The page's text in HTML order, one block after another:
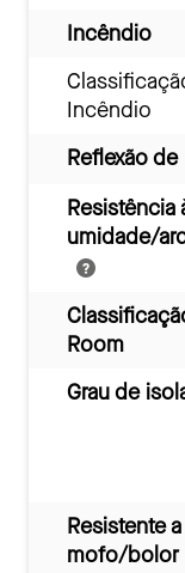
Incêndio
Incêndio
Reflexão
Resistência
umidade/
Room
Grau de
Resistente a
mofo/bolor